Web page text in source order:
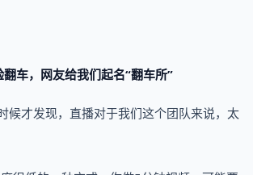
车，网友给我们起名“翻车所”
候才发现，直播对于我们这个团队来说，太